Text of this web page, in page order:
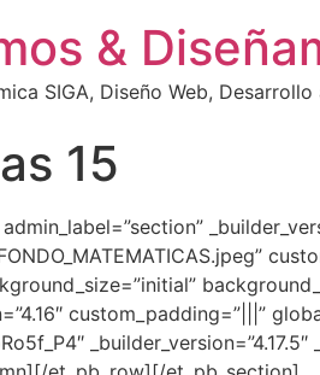
&
SIGA, Diseño Web,
15
custom_padding=”|||”